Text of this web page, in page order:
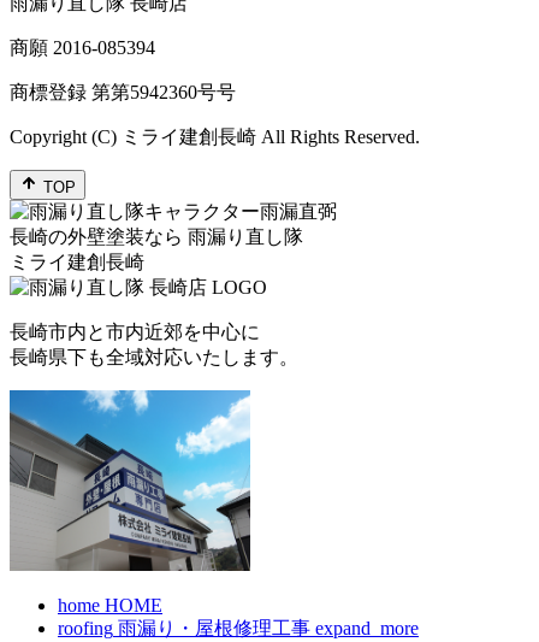
商願 2016-085394
商標登録 第第5942360号号
Copyright (C) ミライ建創長崎 All Rights Reserved.
TOP
長崎の外壁塗装なら 雨漏り直し隊
ミライ建創長崎
長崎市内と市内近郊を中心に
長崎県下も全域対応いたします。
home HOME
roofing 雨漏り・屋根修理工事 expand_more